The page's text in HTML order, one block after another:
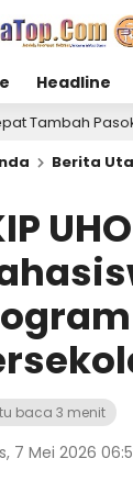
Headline
Berita
baca 3 menit
7 Mei 2026